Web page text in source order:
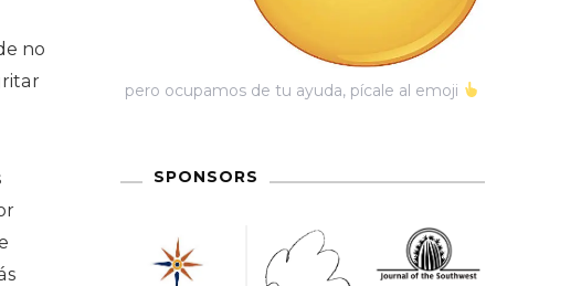
no
pero ocupamos de tu ayuda, pícale al emoji
SPONSORS